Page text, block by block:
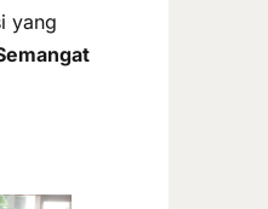
yang